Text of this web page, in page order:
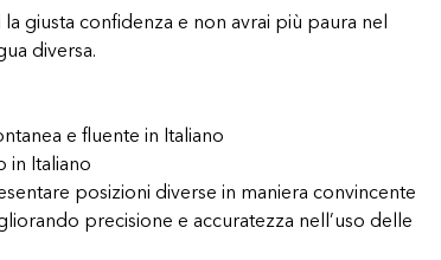
giusta confidenza e non avrai più paura nel
diversa.
e fluente in Italiano
in Italiano
posizioni diverse in maniera convincente
precisione e accuratezza nell’uso delle